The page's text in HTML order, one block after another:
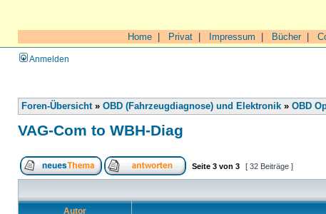
Home Privat Impressum Bücher|
Anmelden
Foren-Übersicht» OBD (Fahrzeugdiagnose) und Elektronik » OBD
VAG-Com to WBH-Diag
Seite 3 von 3 [ 32 Beiträge ]
Autor